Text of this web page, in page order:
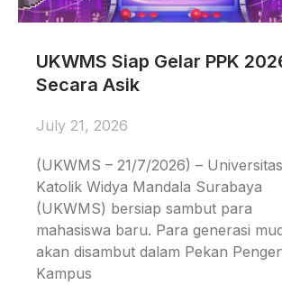
UKWMS Siap Gelar PPK
Secara Asik
July 21, 2026
(UKWMS – 21/7/2026) – Universitas
Katolik Widya Mandala Surabaya
(UKWMS) bersiap sambut para
mahasiswa baru. Para generasi
akan disambut dalam Pekan
Kampus